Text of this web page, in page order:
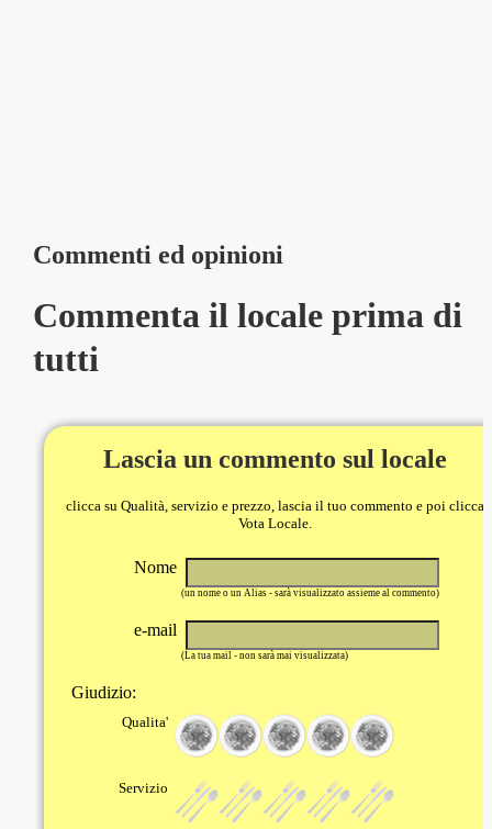
Commenti ed opinioni
Commenta il locale prima di
tutti
Lascia un commento sul locale
clicca su Qualità, servizio e prezzo, lascia il tuo commento e poi clicca
Vota Locale.
Nome
(un nome o un Alias - sarà visualizzato assieme al commento)
e-mail
(La tua mail - non sarà mai visualizzata)
Giudizio:
Qualita'
Servizio